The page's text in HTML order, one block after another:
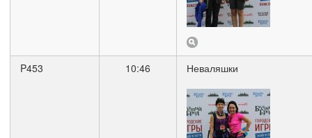
P453 10:46 Неваляшки